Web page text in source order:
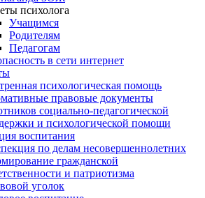
психолога
Учащимся
Родителям
Педагогам
в сети интернет
психологическая помощь
правовые документы
социально-педагогической
и психологической помощи
воспитания
по делам несовершеннолетних
гражданской
и патриотизма
уголок